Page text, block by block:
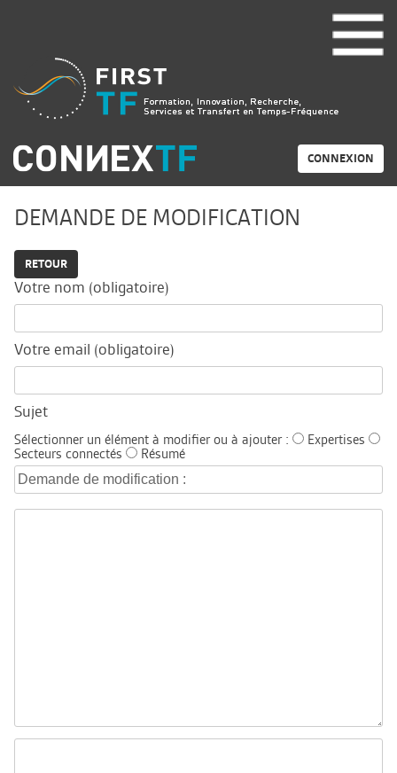
CONNEXION
DEMANDE DE MODIFICATION
RETOUR
Votre nom (obligatoire)
Votre email (obligatoire)
Sujet
Sélectionner un élément à modifier ou à ajouter :
Expertises
Secteurs connectés
Résumé